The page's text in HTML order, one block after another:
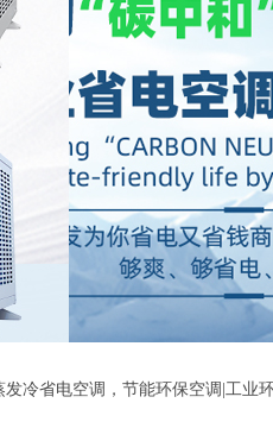
冷省电空调，节能环保空调|工业